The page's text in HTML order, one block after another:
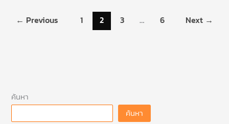
← Previous 1 2 3 … 6 Next →
ค้นหา
ค้นหา